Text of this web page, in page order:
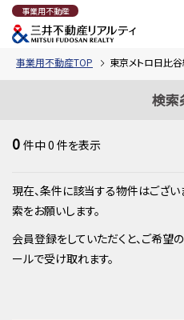
事業用不動産
事業用不動産TOP 東京メトロ日比
検索
0 件中0 件を表示
現在、条件に該当する物件はござ
索をお願いします。
会員登録をしていただくと、ご希
ールで受け取れます。